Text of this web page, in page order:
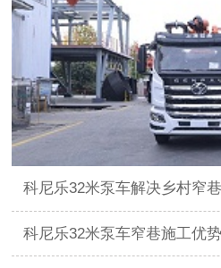
科尼乐32米泵车解决乡村窄
科尼乐32米泵车窄巷施工优